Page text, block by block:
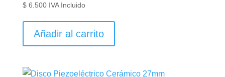
$6.500 IVA Incluido
Añadir al carrito